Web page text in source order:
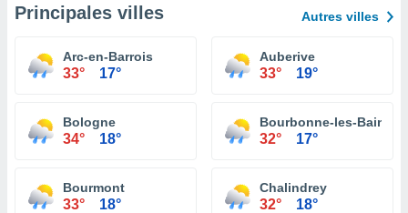
Principales villes Autres villes
Arc-en-Barrois
33° 17°
Auberive
33° 19°
Bologne
34° 18°
Bourbonne-les-Bains
32° 17°
Bourmont
33° 18°
Chalindrey
32° 18°